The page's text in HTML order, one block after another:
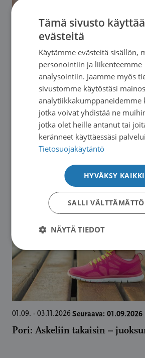
31.08. - 28.09.2026 Seuraava: 31.08.2026
Pori: Taideterapiaryhmä
01.09. - 03.11.2026 Seuraava: 01.09.2026
Pori: Askeliin takaisin –
Tämä sivusto käyttää
evästeitä
Käytämme evästeitä sisällön,
personointiin ja liikenteemme
analysointiin. Jaamme myös
sivustomme käytöstäsi
analytiikkakumppaneidemme
jotka voivat yhdistää ne
jotka olet heille antanut tai
keränneet käyttäessäsi
Tietosuojakäytäntö
HYVÄKSY KAIKKI
SALLI
NÄYTÄ TIEDOT